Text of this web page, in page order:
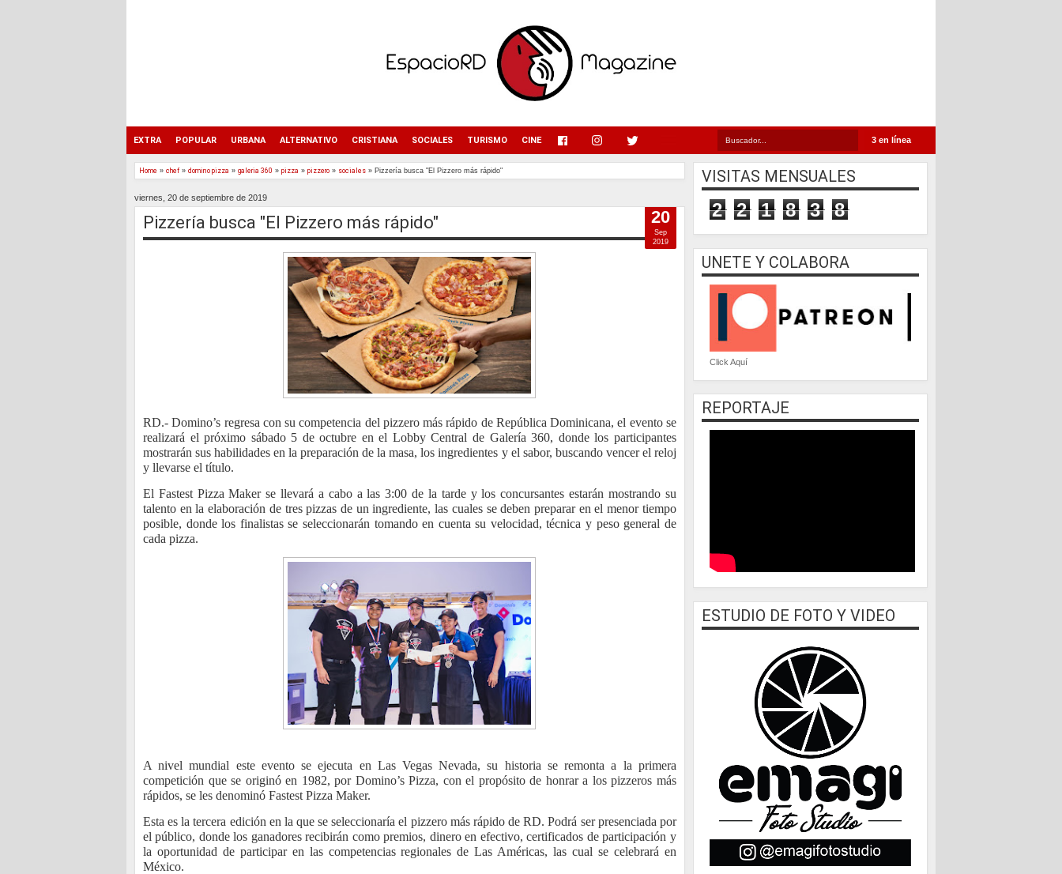
3 en línea
EXTRA POPULAR URBANA ALTERNATIVO CRISTIANA SOCIALES TURISMO CINE
Home » chef» domino pizza » galeria 360 » pizza » pizzero » sociales » Pizzería busca "El Pizzero más rápido"
viernes, 20 de septiembre de 2019
Pizzería busca "El Pizzero más rápido"
RD.- Domino’s regresa con su competencia del pizzero más rápido de República Dominicana, el evento se
realizará el próximo sábado 5 de octubre en el Lobby Central de Galería 360, donde los participantes
mostrarán sus habilidades en la preparación de la masa, los ingredientes y el sabor, buscando vencer el reloj
y llevarse el título.
El Fastest Pizza Maker se llevará a cabo a las 3:00 de la tarde y los concursantes estarán mostrando su
talento en la elaboración de tres pizzas de un ingrediente, las cuales se deben preparar en el menor tiempo
posible, donde los finalistas se seleccionarán tomando en cuenta su velocidad, técnica y peso general de
cada pizza.
A nivel mundial este evento se ejecuta en Las Vegas Nevada, su historia se remonta a la primera
competición que se originó en 1982, por Domino’s Pizza, con el propósito de honrar a los pizzeros más
rápidos, se les denominó Fastest Pizza Maker.
Esta es la tercera edición en la que se seleccionaría el pizzero más rápido de RD. Podrá ser presenciada por
el público, donde los ganadores recibirán como premios, dinero en efectivo, certificados de participación y
la oportunidad de participar en las competencias regionales de Las Américas, las cual se celebrará en
México.
20
Sep
2019
VISITAS MENSUALES
2 2 1 8 3 8
UNETE Y COLABORA
Click Aquí
REPORTAJE
ESTUDIO DE FOTO Y VIDEO